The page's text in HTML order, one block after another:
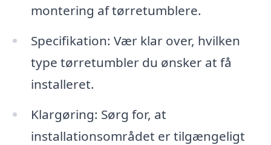
montering af tørretumblere.
Specifikation: Vær klar over, hvilken
type tørretumbler du ønsker at få
installeret.
Klargøring: Sørg for, at
installationsområdet er tilgængeligt